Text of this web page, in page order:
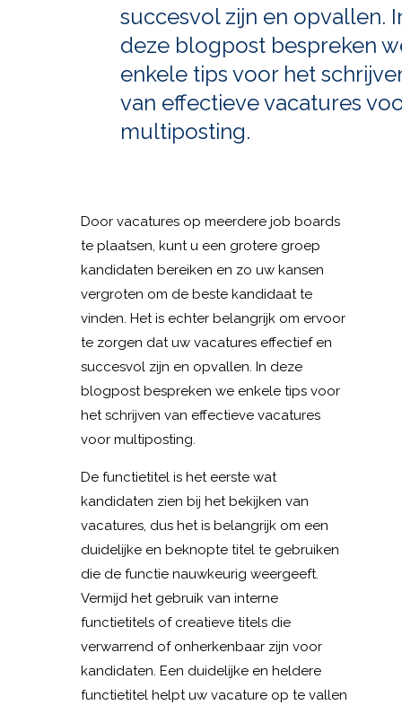
succesvol zijn en opvallen.
deze blogpost bespreken
enkele tips voor het
van effectieve vacatures
multiposting.
Door vacatures op meerdere job boards
te plaatsen, kunt u een grotere groep
kandidaten bereiken en zo uw kansen
vergroten om de beste kandidaat te
vinden. Het is echter belangrijk om ervoor
te zorgen dat uw vacatures effectief en
succesvol zijn en opvallen. In deze
blogpost bespreken we enkele tips voor
het schrijven van effectieve vacatures
voor multiposting.
De functietitel is het eerste wat
kandidaten zien bij het bekijken van
vacatures, dus het is belangrijk om een
duidelijke en beknopte titel te gebruiken
die de functie nauwkeurig weergeeft.
Vermijd het gebruik van interne
functietitels of creatieve titels die
verwarrend of onherkenbaar zijn voor
kandidaten. Een duidelijke en heldere
functietitel helpt uw vacature op te vallen